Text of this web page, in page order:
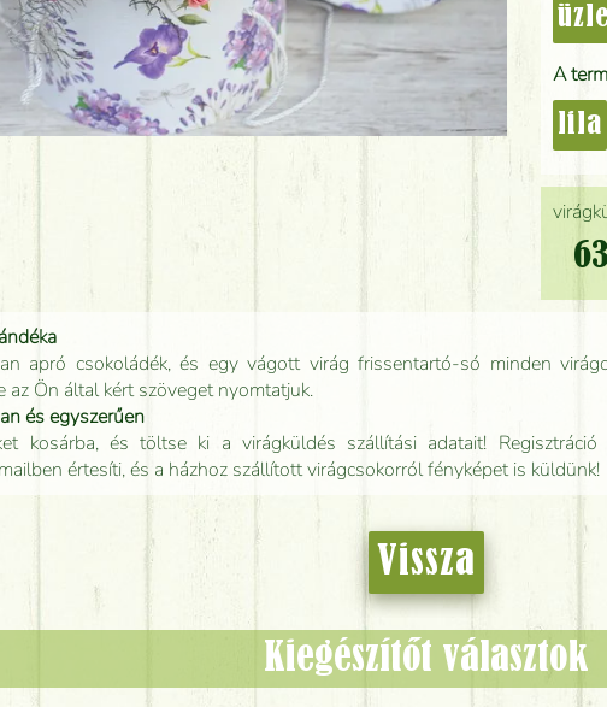
A
lila
apró csokoládék, és egy vágott virág frissentartó-só minden
az Ön által kért szöveget nyomtatjuk.
és egyszerűen
kosárba, és töltse ki a virágküldés szállítási adatait!
értesíti, és a házhoz szállított virágcsokorról fényképet is küldünk!
Vissza
Kiegészítőt választok